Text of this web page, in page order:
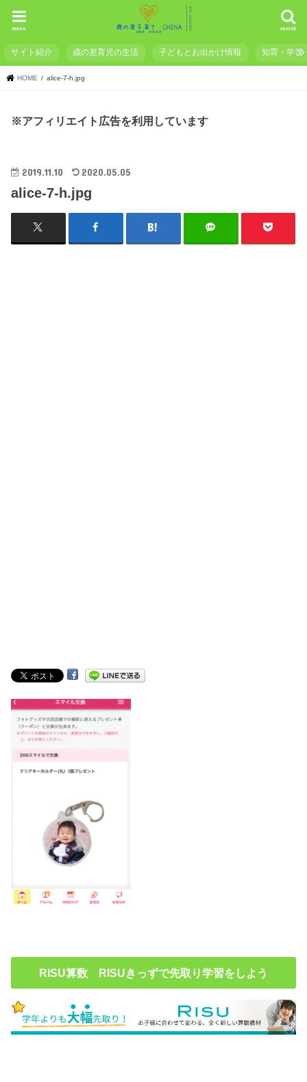
search
menu
サイト紹介 歳の差育児の生活 子どもとお出かけ情報 知育・学習
HOME alice-7-h.jpg
※アフィリエイト広告を利用しています
2019.11.10 2020.05.05
alice-7-h.jpg
RISU算数 RISUきっずで先取り学習をしよう